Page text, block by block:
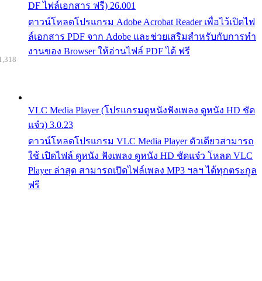
DF ไฟล์เอกสาร ฟรี) 26.001
ดาวน์โหลดโปรแกรม Adobe Acrobat Reader เพื่อไว้เปิดไฟ
ล์เอกสาร PDF จาก Adobe และช่วยเสริมสำหรับกับการทำ
งานของ Browser ให้อ่านไฟล์ PDF ได้ ฟรี
VLC Media Player (โปรแกรมดูหนังฟังเพลง ดูหนัง HD ชัด
แจ๋ว) 3.0.23
ดาวน์โหลดโปรแกรม VLC Media Player ตัวเดียวสามารถ
ใช้ เปิดไฟล์ ดูหนัง ฟังเพลง ดูหนัง HD ชัดแจ๋ว โหลด VLC
Player ล่าสุด สามารถเปิดไฟล์เพลง MP3 ฯลฯ ได้ทุกตระกูล
ฟรี